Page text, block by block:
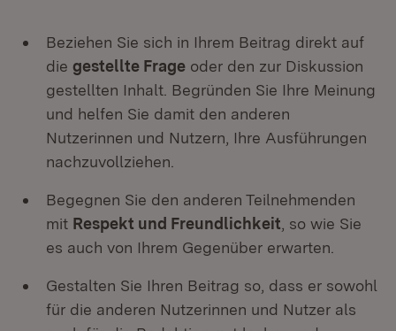
Beziehen Sie sich in Ihrem Beitrag direkt auf
die gestellte Frage oder den zur Diskussion
gestellten Inhalt. Begründen Sie Ihre Meinung
und helfen Sie damit den anderen
Nutzerinnen und Nutzern, Ihre Ausführungen
nachzuvollziehen.
Begegnen Sie den anderen Teilnehmenden
mit Respekt und Freundlichkeit , so wie Sie
es auch von Ihrem Gegenüber erwarten.
Gestalten Sie Ihren Beitrag so, dass er sowohl
für die anderen Nutzerinnen und Nutzer als